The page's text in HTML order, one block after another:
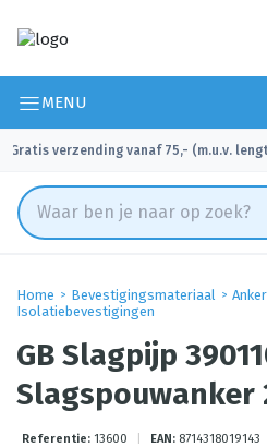
MENU
Gratis verzending vanaf 75,- (m.u.v.
Home Bevestigingsmateriaal
Isolatiebevestigingen
GB Slagpijp
Slagspouwanker
Referentie: 13600 EAN: 8714318019143